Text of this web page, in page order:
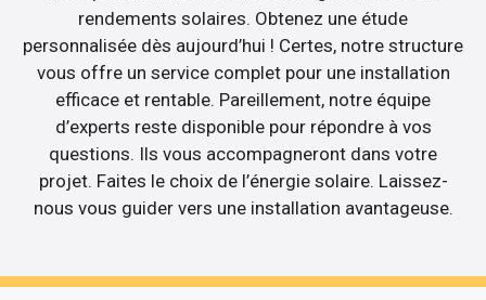
rendements solaires. Obtenez une étude
personnalisée dès aujourd’hui ! Certes, notre structure
vous offre un service complet pour une installation
efficace et rentable. Pareillement, notre équipe
d’experts reste disponible pour répondre à vos
questions. Ils vous accompagneront dans votre
projet. Faites le choix de l’énergie solaire. Laissez-
nous vous guider vers une installation avantageuse.